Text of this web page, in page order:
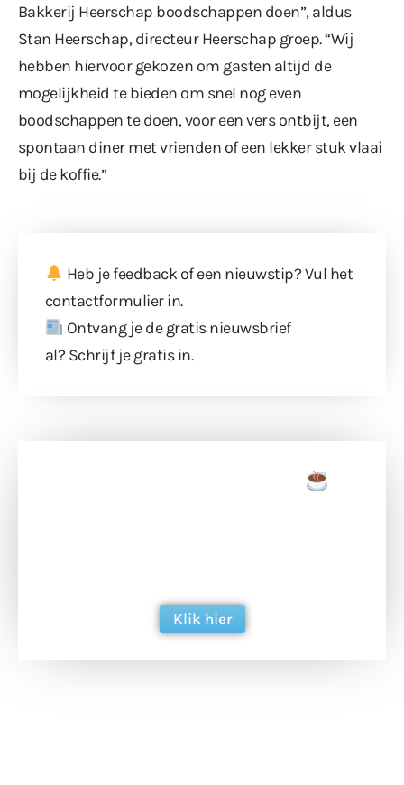
Bakkerij Heerschap boodschappen doen”, aldus
Stan Heerschap, directeur Heerschap groep. “Wij
hebben hiervoor gekozen om gasten altijd de
mogelijkheid te bieden om snel nog even
boodschappen te doen, voor een vers ontbijt, een
spontaan diner met vrienden of een lekker stuk vlaai
bij de koffie.”
Heb je feedback of een nieuwstip? Vul het
contactformulierin.
Ontvang je de gratis nieuwsbrief
al? Schrijf je gratis in.
Klik hier